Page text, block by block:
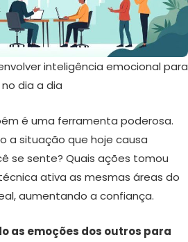
inteligência emocional para
dia a dia
é uma ferramenta poderosa.
a situação que hoje causa
se sente? Quais ações tomou
ativa as mesmas áreas do
aumentando a confiança.
as emoções dos outros para